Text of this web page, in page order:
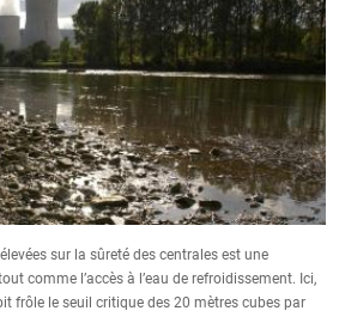
sur la sûreté des centrales est une
comme l’accès à l’eau de refroidissement. Ici,
frôle le seuil critique des 20 mètres cubes par